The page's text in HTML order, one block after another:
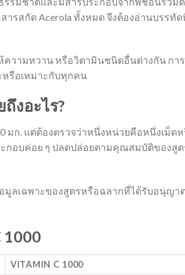
รสกัด Acerola ทั้งหมด จึงต้องอ่านบรรทัด
ความหวาน หรือวิตามินชนิดอื่นต่างกัน กา
หรือเหมาะกับทุกคน
งอะไร?
มก. แต่ต้องตรวจว่าหนึ่งหน่วยคือหนึ่งเม็ด
ะกอบค่อย ๆ ปลดปล่อยตามคุณสมบัติของสูต
อมูลเฉพาะของสูตรหรือฉลากที่ได้รับอนุญา
1000
VITAMIN C 1000